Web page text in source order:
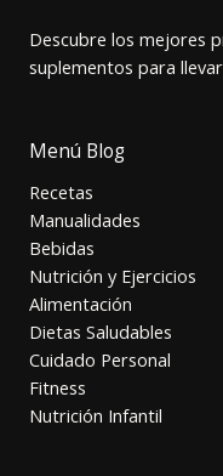
Descubre los mejores
suplementos para
Menú Blog
Recetas
Manualidades
Bebidas
Nutrición y Ejercicios
Alimentación
Dietas Saludables
Cuidado Personal
Fitness
Nutrición Infantil